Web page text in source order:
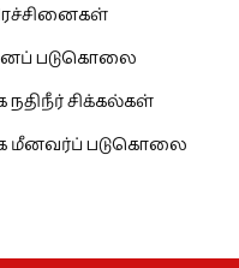
படுகொலை
நதிநீர் சிக்கல்கள்
மீனவர்ப் படுகொலை